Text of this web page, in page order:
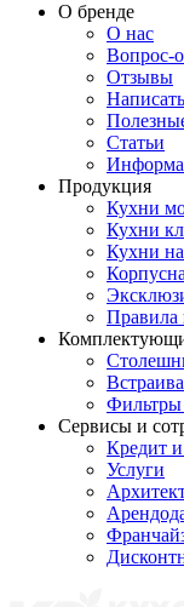
О бренде
О нас
Вопрос-
Отзывы
Статьи
Продукция
Кухни
Кухни
Кухни
Правила
Фильтры
Сервисы и
Кредит и
Услуги